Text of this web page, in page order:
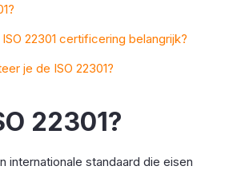
22301 certificering belangrijk?
je de ISO 22301?
22301?
internationale standaard die eisen